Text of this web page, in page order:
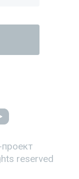
reserved